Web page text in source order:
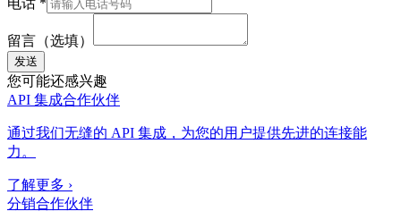
电话 *
留言（选填）
发送
您可能还感兴趣
API 集成合作伙伴
通过我们无缝的 API 集成，为您的用户提供先进的连接能
力。
了解更多 ›
分销合作伙伴